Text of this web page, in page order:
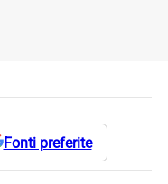
Fonti preferite